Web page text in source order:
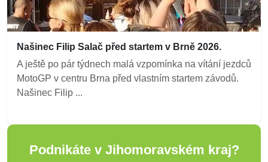
Našinec Filip Salač před startem v Brně 2026.
A ještě po pár týdnech malá vzpomínka na vítání jezdců
MotoGP v centru Brna před vlastním startem závodů.
Našinec Filip ...
Podnikáte v Jihomoravském kraj?